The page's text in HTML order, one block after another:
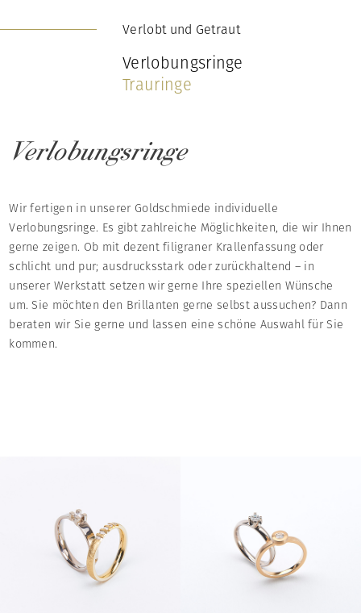
Verlobt und Getraut
Verlobungsringe
Trauringe
Verlobungsringe
Wir fertigen in unserer Goldschmiede individuelle
Verlobungsringe. Es gibt zahlreiche Möglichkeiten, die wir Ihnen
gerne zeigen. Ob mit dezent filigraner Krallenfassung oder
schlicht und pur; ausdrucksstark oder zurückhaltend – in
unserer Werkstatt setzen wir gerne Ihre speziellen Wünsche
um. Sie möchten den Brillanten gerne selbst aussuchen? Dann
beraten wir Sie gerne und lassen eine schöne Auswahl für Sie
kommen.